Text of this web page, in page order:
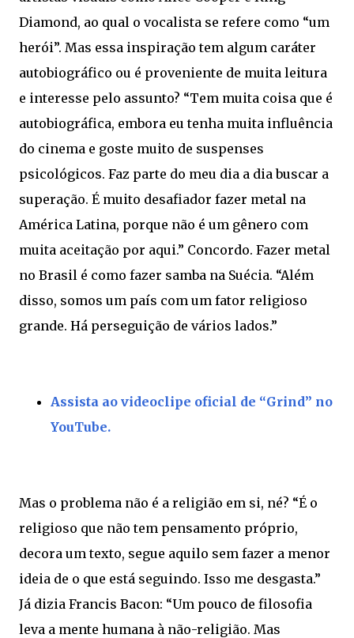
Diamond, ao qual o vocalista se refere como “um
herói”. Mas essa inspiração tem algum caráter
autobiográfico ou é proveniente de muita leitura
e interesse pelo assunto? “Tem muita coisa que é
autobiográfica, embora eu tenha muita influência
do cinema e goste muito de suspenses
psicológicos. Faz parte do meu dia a dia buscar a
superação. É muito desafiador fazer metal na
América Latina, porque não é um gênero com
muita aceitação por aqui.” Concordo. Fazer metal
no Brasil é como fazer samba na Suécia. “Além
disso, somos um país com um fator religioso
grande. Há perseguição de vários lados.”
Assista ao videoclipe oficial de “Grind” no
YouTube.
Mas o problema não é a religião em si, né? “É o
religioso que não tem pensamento próprio,
decora um texto, segue aquilo sem fazer a menor
ideia de o que está seguindo. Isso me desgasta.”
Já dizia Francis Bacon: “Um pouco de filosofia
leva a mente humana à não-religião. Mas